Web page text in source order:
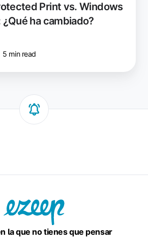
Print vs. Windows
ha cambiado?
5 min read
la que no tienes que pensar